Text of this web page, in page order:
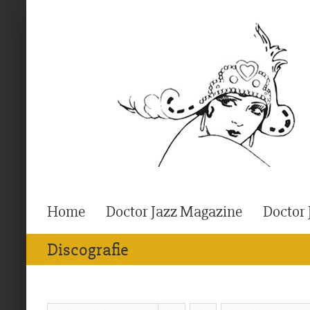
Home Doctor Jazz Magazine Doctor
Discografie